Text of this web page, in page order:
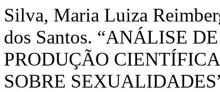
Silva, Maria Luiza
dos Santos. “ANÁLISE
PRODUÇÃO
SOBRE